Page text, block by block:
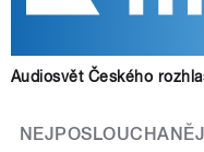
Audiosvět Českého